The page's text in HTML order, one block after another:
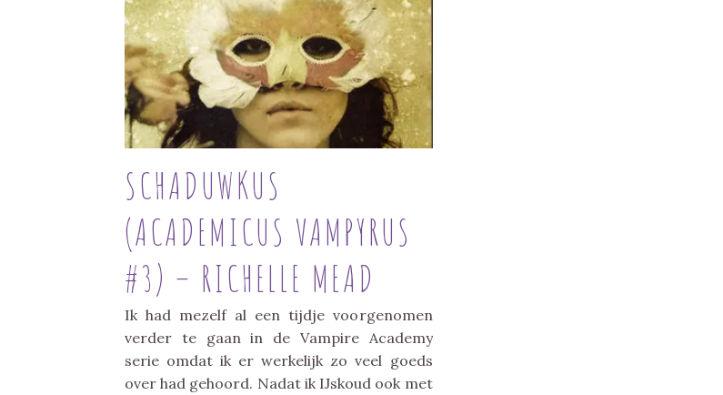
SCHADUWKUS
(ACADEMICUS VAMPYRUS
#3) – RICHELLE MEAD
Ik had mezelf al een tijdje voorgenomen
verder te gaan in de Vampire Academy
serie omdat ik er werkelijk zo veel goeds
over had gehoord. Nadat ik IJskoud ook met